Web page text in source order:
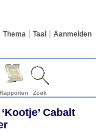
Thema Taal Aanmelden
Zoek
Cabalt